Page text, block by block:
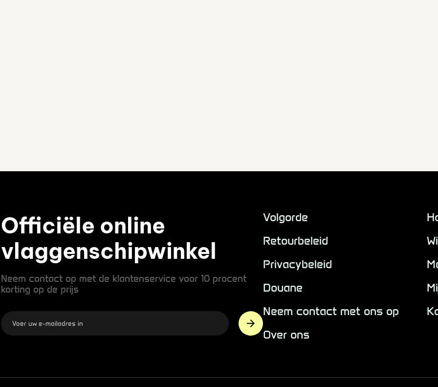
Officiële online
vlaggenschipwinkel
Neem contact op met de klantenservice voor 10 procent
korting op de prijs
Volgorde
Retourbeleid
Privacybeleid
Douane
Neem contact met ons op
Over ons